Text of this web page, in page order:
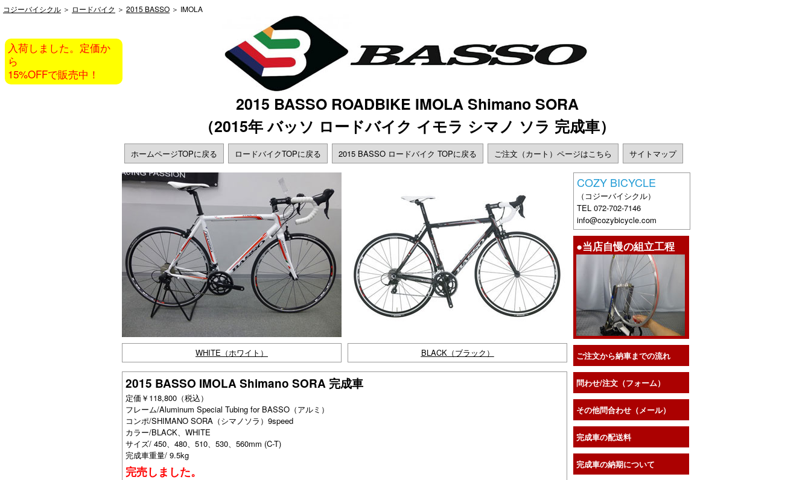
コジーバイシクル ＞ ロードバイク ＞ 2015 BASSO ＞ IMOLA
2015 BASSO ROADBIKE IMOLA Shimano SORA
（2015年 バッソ ロードバイク イモラ シマノ ソラ 完成車）
入荷しました。定価か
ら
15%OFFで販売中！
ホームページTOPに戻る ロードバイクTOPに戻る 2015 BASSO ロードバイク TOPに戻る ご注文（カート）ページはこちら サイトマップ
WHITE（ホワイト） BLACK（ブラック）
2015 BASSO IMOLA Shimano SORA 完成車
定価￥118,800（税込）
フレーム/Aluminum Special Tubing for BASSO（アルミ）
コンポ/SHIMANO SORA（シマノソラ）9speed
カラー/BLACK、WHITE
サイズ/ 450、480、510、530、560mm (C-T)
完成車重量/ 9.5kg
完売しました。
COZY BICYCLE
（コジーバイシクル）
TEL 072-702-7146
info@cozybicycle.com
●当店自慢の組立工程
ご注文から納車までの流れ
問わせ/注文（フォーム）
その他問合わせ（メール）
完成車の配送料
完成車の納期について